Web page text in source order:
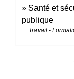
Santé et
publique
Travail -